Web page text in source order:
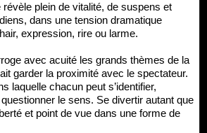
plein de vitalité, de suspens et
dans une tension dramatique
expression, rire ou larme.
avec acuité les grands thèmes de la
garder la proximité avec le spectateur.
laquelle chacun peut s’identifier,
le sens. Se divertir autant que
et point de vue dans une forme de